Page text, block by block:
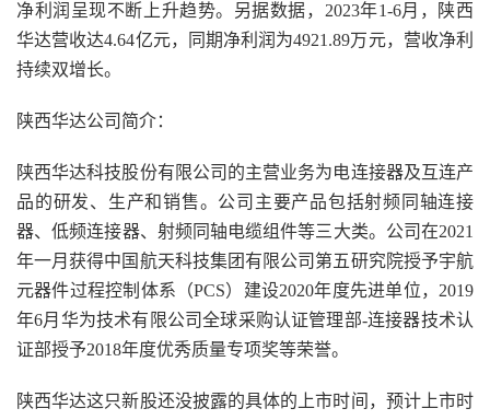
净利润呈现不断上升趋势。另据数据，2023年1-6月，陕西
华达营收达4.64亿元，同期净利润为4921.89万元，营收净利
持续双增长。
陕西华达公司简介：
陕西华达科技股份有限公司的主营业务为电连接器及互连产
品的研发、生产和销售。公司主要产品包括射频同轴连接
器、低频连接器、射频同轴电缆组件等三大类。公司在2021
年一月获得中国航天科技集团有限公司第五研究院授予宇航
元器件过程控制体系（PCS）建设2020年度先进单位，2019
年6月华为技术有限公司全球采购认证管理部-连接器技术认
证部授予2018年度优秀质量专项奖等荣誉。
陕西华达这只新股还没披露的具体的上市时间，预计上市时